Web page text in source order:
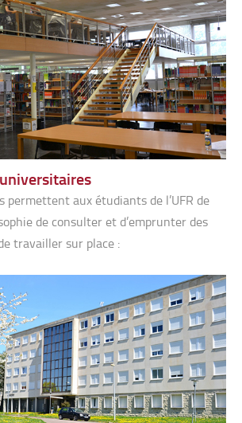
permettent aux étudiants de l’UFR de
de consulter et d’emprunter des
travailler sur place :